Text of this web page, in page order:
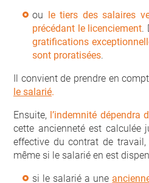
ou le tiers des salaires
précédant le licenciement.
gratifications
sont proratisées.
Il convient de prendre en
le salarié.
Ensuite, l’indemnité dépendra
cette ancienneté est calculée
effective du contrat de
même si le salarié en est
si le salarié a une